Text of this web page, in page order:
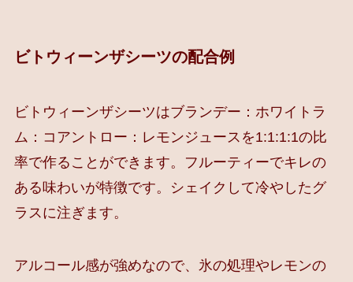
ビトウィーンザシーツの配合例
ビトウィーンザシーツはブランデー：ホワイトラ
ム：コアントロー：レモンジュースを1:1:1:1の比
率で作ることができます。フルーティーでキレの
ある味わいが特徴です。シェイクして冷やしたグ
ラスに注ぎます。
アルコール感が強めなので、氷の処理やレモンの